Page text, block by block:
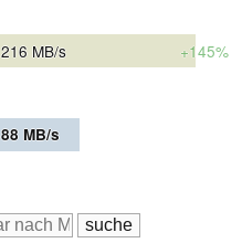
216 MB/s +145%
88 MB/s